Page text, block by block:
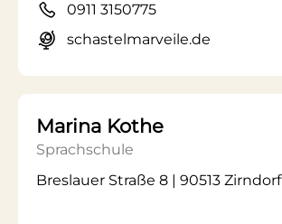
0911 3150775
schastelmarveile.de
Marina Kothe
Sprachschule
Breslauer Straße 8 | 90513 Zirndorf